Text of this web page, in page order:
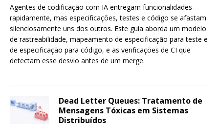
Agentes de codificação com IA entregam funcionalidades
rapidamente, mas especificações, testes e código se afastam
silenciosamente uns dos outros. Este guia aborda um modelo
de rastreabilidade, mapeamento de especificação para teste e
de especificação para código, e as verificações de CI que
detectam esse desvio antes de um merge.
Dead Letter Queues: Tratamento de
Mensagens Tóxicas em Sistemas
Distribuídos